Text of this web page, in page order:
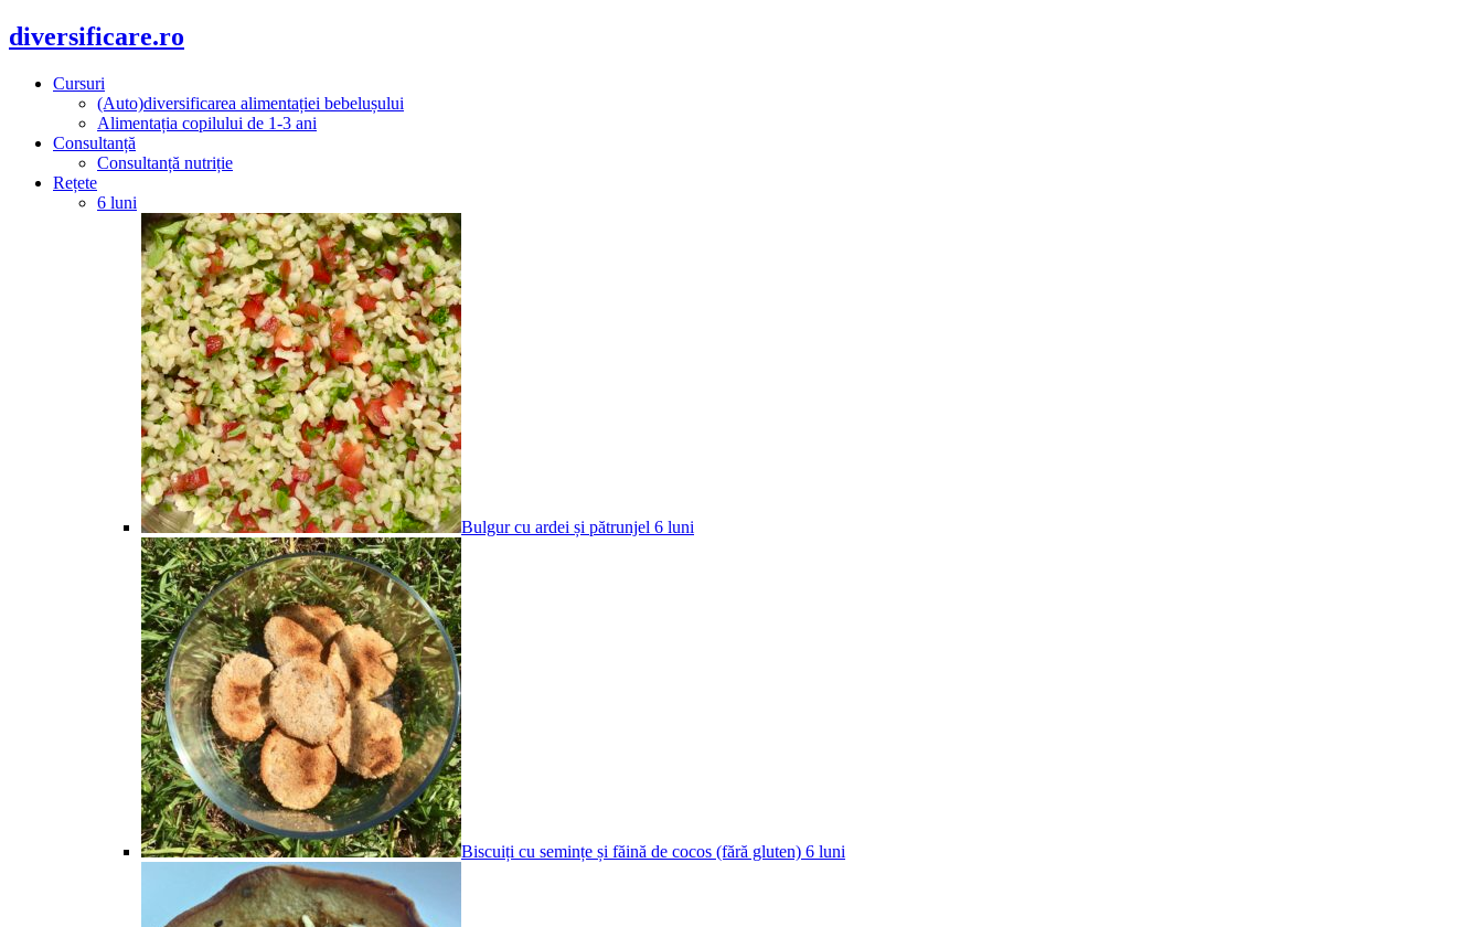
diversificare.ro
Cursuri
(Auto)diversificarea alimentației bebelușului
Alimentația copilului de 1-3 ani
Consultanță
Consultanță nutriție
Rețete
6 luni
Bulgur cu ardei și pătrunjel 6 luni
Biscuiți cu semințe și făină de cocos (fără gluten) 6 luni